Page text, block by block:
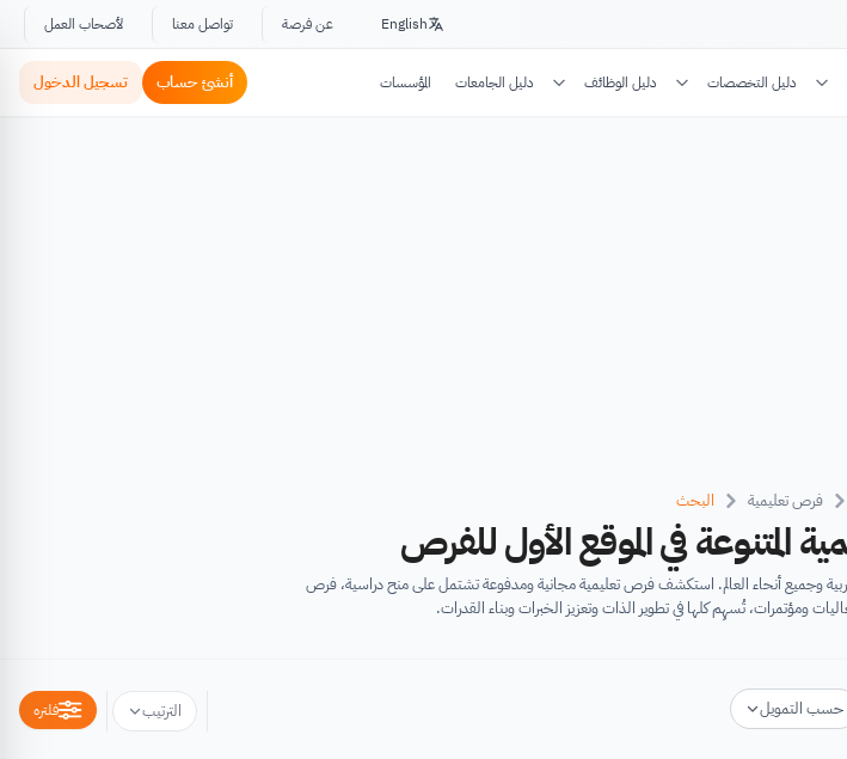
English عن فرصة تواصل معنا لأصحاب العمل
دليل التخصصات دليل الوظائف دليل الجامعات المؤسسات أنشئ حساب تسجيل الدخول
فرص تعليمية البحث
المتنوعة في الموقع الأول للفرص
وجميع أنحاء العالم. استكشف فرص تعليمية مجانية ومدفوعة تشتمل على منح دراسية، فرص
ومؤتمرات، تُسهِم كلها في تطوير الذات وتعزيز الخبرات وبناء القدرات.
حسب التمويل الترتيب فلتره